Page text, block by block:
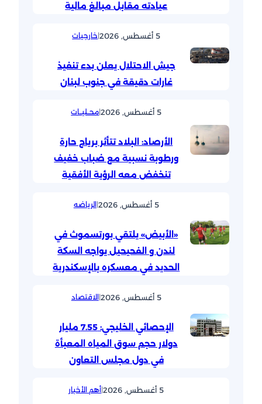
عيادته مقابل مبالغ مالية
5 أغسطس, 2026 |خارجيات
جيش الاحتلال يعلن بدء تنفيذ
غارات دقيقة في جنوب لبنان
5 أغسطس, 2026 |محــليــات
الأرصاد: البلاد تتأثر برياح حارة
ورطوبة نسبية مع ضباب خفيف
تنخفض معه الرؤية الأفقية
5 أغسطس, 2026 |الرياضه
«الأبيض» يلتقي بورتسموث في
لندن و الفحيحيل يواجه السكة
الحديد في معسكره بالإسكندرية
5 أغسطس, 2026 |الاقتصاد
الإحصائي الخليجي: 7.55 مليار
دولار حجم سوق المياه المعبأة
في دول مجلس التعاون
5 أغسطس, 2026 |أهم الأخبار